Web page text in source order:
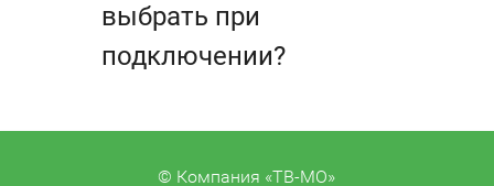
выбрать при
подключении?
© Компания «ТВ-МО»